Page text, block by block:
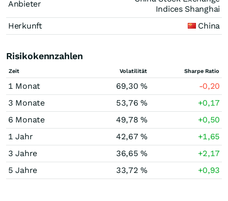
Anbieter
Indices Shanghai
Herkunft
China
Risikokennzahlen
Zeit Volatilität Sharpe Ratio
1 Monat 69,30 %
-0,20
3 Monate
53,76 %
+0,17
6 Monate
49,78 %
+0,50
1 Jahr
42,67 %
+1,65
3 Jahre
36,65 %
+2,17
5 Jahre
33,72 % +0,93